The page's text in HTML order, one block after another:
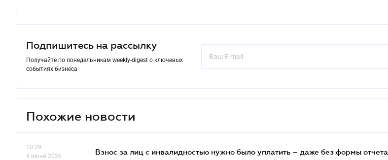
Подпишитесь на рассылку
Получайте по понедельникам weekly-digest о ключевых
событиях бизнеса
Похожие новости
10.29
9 июня 2026
Взнос за лиц с инвалидностью нужно было уплатить – даже без формы отчета